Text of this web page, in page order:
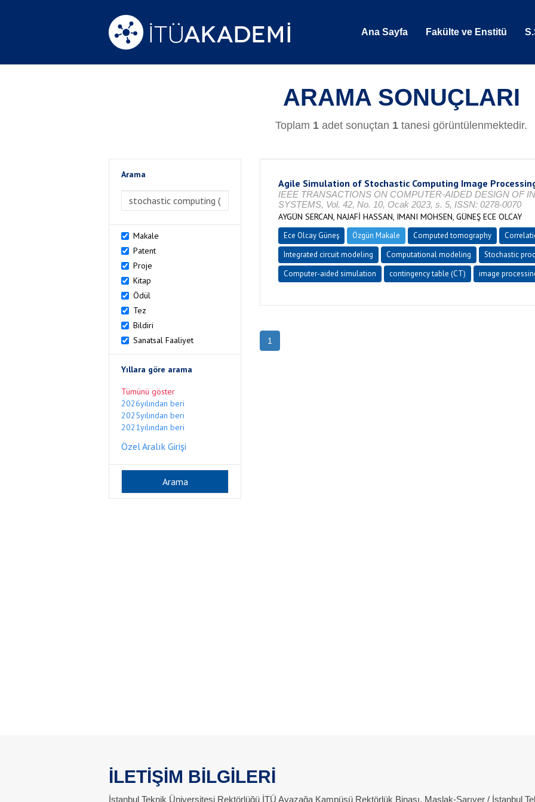
Ana Sayfa Fakülte ve Enstitü
ARAMA SONUÇLARI
Toplam 1 adet sonuçtan 1 tanesi görüntülenmektedir.
Arama
>Arama
Makale
Patent
Proje
Kitap
Ödül
Tez
Bildiri
Sanatsal Faaliyet
Yıllara göre arama
Tümünü göster
2026yılından beri
2025yılından beri
2021yılından beri
Özel Aralık Girişi
Agile Simulation of Stochastic Computing Image
IEEE TRANSACTIONS ON COMPUTER-AIDED DESIGN OF
SYSTEMS, Vol. 42, No. 10, Ocak 2023, s. 5, ISSN: 0278-0070
AYGÜN SERCAN, NAJAFİ HASSAN, IMANI MOHSEN, GÜNEŞ ECE OLCAY
Ece Olcay Güneş Özgün Makale Computed tomography
Integrated circuit modeling
Computational modeling Stochastic
Computer-aided simulation
contingency table (CT) image
1
İLETİŞİM BİLGİLERİ
İstanbul Teknik Üniversitesi Rektörlüğü İTÜ Ayazağa Kampüsü Rektörlük Binası, Maslak-Sarıyer / İstanbul